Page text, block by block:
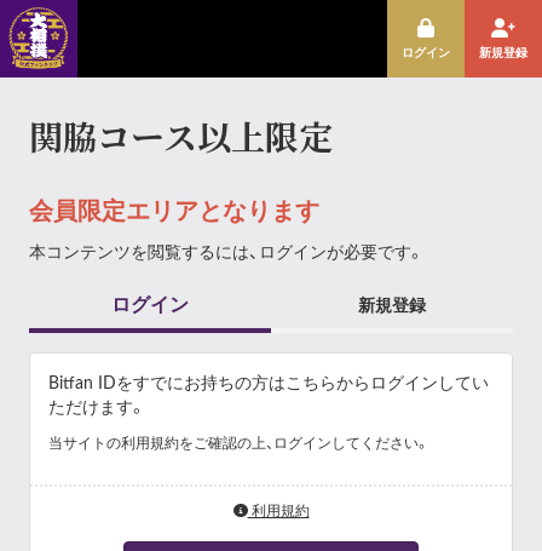
ログイン 新規登録
関脇コース以上限定
会員限定エリアとなります
本コンテンツを閲覧するには、ログインが必要です。
ログイン 新規登録
Bitfan IDをすでにお持ちの方はこちらからログインしてい
ただけます。
当サイトの利用規約をご確認の上、ログインしてください。
利用規約